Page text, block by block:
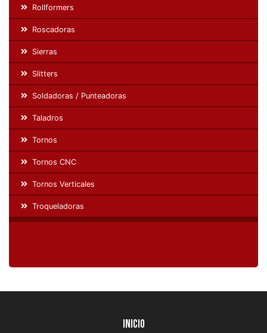
Rollformers
Roscadoras
Sierras
Slitters
Soldadoras / Punteadoras
Taladros
Tornos
Tornos CNC
Tornos Verticales
Troqueladoras
Inicio